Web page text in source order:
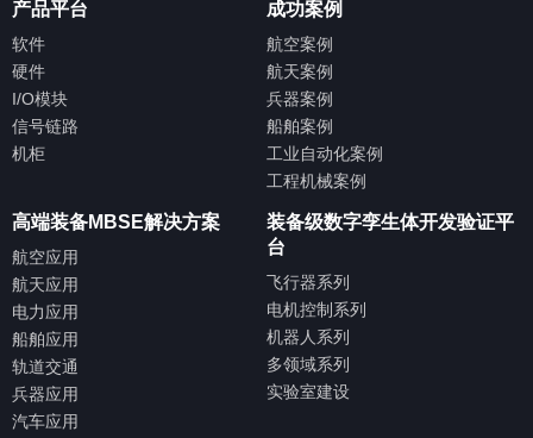
产品平台
软件
硬件
I/O模块
信号链路
机柜
成功案例
航空案例
航天案例
兵器案例
船舶案例
工业自动化案例
工程机械案例
高端装备MBSE解决方案
航空应用
航天应用
电力应用
船舶应用
轨道交通
兵器应用
汽车应用
装备级数字孪生体开发验证平
台
飞行器系列
电机控制系列
机器人系列
多领域系列
实验室建设